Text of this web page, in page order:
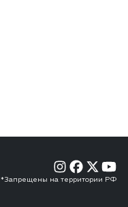
*Запрещены на территории РФ